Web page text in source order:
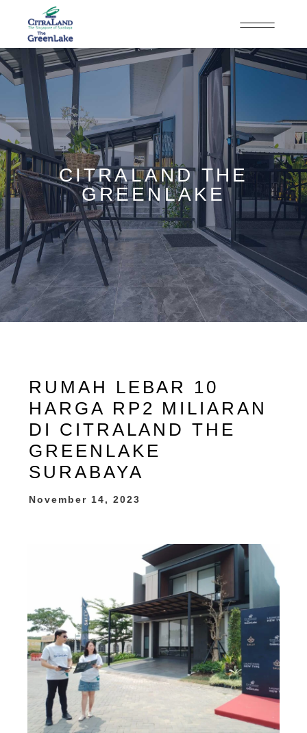
CITRALAND THE
GREENLAKE
RUMAH LEBAR 10
HARGA RP2 MILIARAN
DI CITRALAND THE
GREENLAKE
SURABAYA
November 14, 2023